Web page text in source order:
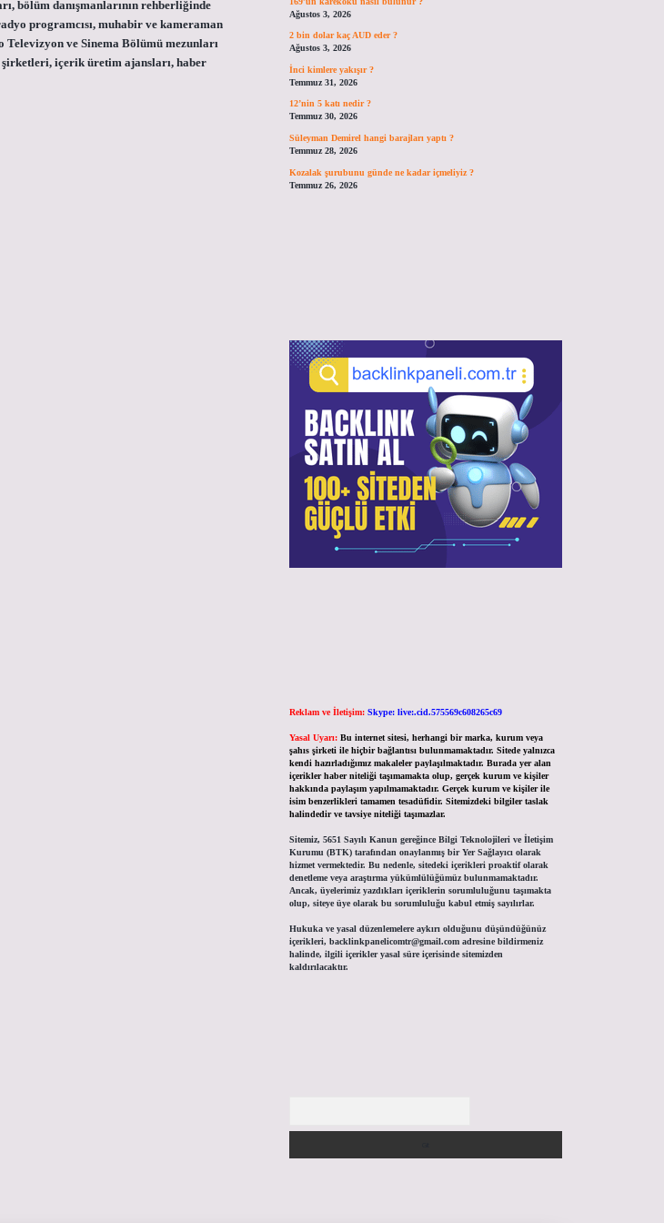
bölüm danışmanlarının rehberliğinde
programcısı, muhabir ve kameraman
ve Sinema Bölümü mezunları
şirketleri, içerik üretim ajansları, haber
Ağustos 3, 2026
2 bin dolar kaç AUD eder ?
Ağustos 3, 2026
İnci kimlere yakışır ?
Temmuz 31, 2026
12’nin 5 katı nedir ?
Temmuz 30, 2026
Süleyman Demirel hangi barajları yaptı ?
Temmuz 28, 2026
Kozalak şurubunu günde ne kadar içmeliyiz ?
Temmuz 26, 2026
Reklam ve İletişim: Skype: live:.cid.575569c608265c69
Yasal Uyarı: Bu internet sitesi, herhangi bir marka, kurum veya
şahıs şirketi ile hiçbir bağlantısı bulunmamaktadır. Sitede yalnızca
kendi hazırladığımız makaleler paylaşılmaktadır. Burada yer alan
içerikler haber niteliği taşımamakta olup, gerçek kurum ve kişiler
hakkında paylaşım yapılmamaktadır. Gerçek kurum ve kişiler ile
isim benzerlikleri tamamen tesadüfidir. Sitemizdeki bilgiler taslak
halindedir ve tavsiye niteliği taşımazlar.
Sitemiz, 5651 Sayılı Kanun gereğince Bilgi Teknolojileri ve İletişim
Kurumu (BTK) tarafından onaylanmış bir Yer Sağlayıcı olarak
hizmet vermektedir. Bu nedenle, sitedeki içerikleri proaktif olarak
denetleme veya araştırma yükümlülüğümüz bulunmamaktadır.
Ancak, üyelerimiz yazdıkları içeriklerin sorumluluğunu taşımakta
olup, siteye üye olarak bu sorumluluğu kabul etmiş sayılırlar.
Hukuka ve yasal düzenlemelere aykırı olduğunu düşündüğünüz
içerikleri, backlinkpanelicomtr@gmail.comadresine bildirmeniz
halinde, ilgili içerikler yasal süre içerisinde sitemizden
kaldırılacaktır.